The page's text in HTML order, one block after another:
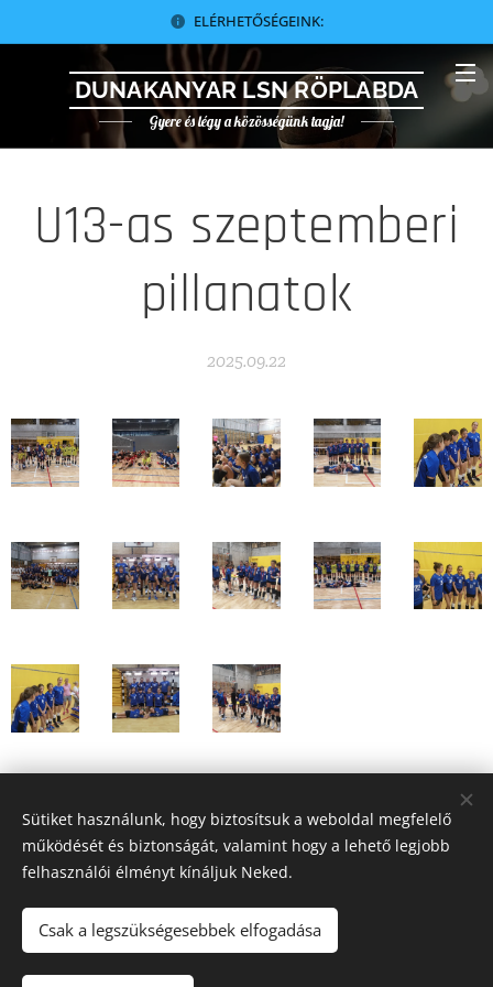
ELÉRHETŐSÉGEINK:
DUNAKANYAR LSN RÖPLABDA
Gyere és légy a közösségünk tagja!
U13-as szeptemberi
pillanatok
2025.09.22
© 2022 Dunakanyar LSN Röplabda | Minden jog fenntartva |
Webdesign: Ádám Építő Kft.
Sütiket használunk, hogy biztosítsuk a weboldal megfelelő
működését és biztonságát, valamint hogy a lehető legjobb
felhasználói élményt kínáljuk Neked.
Csak a legszükségesebbek elfogadása